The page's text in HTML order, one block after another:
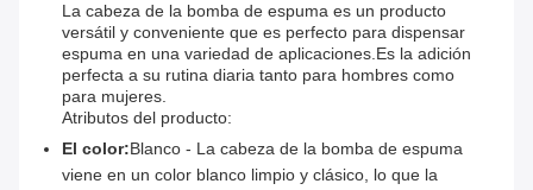
La cabeza de la bomba de espuma es un producto
versátil y conveniente que es perfecto para dispensar
espuma en una variedad de aplicaciones.Es la adición
perfecta a su rutina diaria tanto para hombres como
para mujeres.
Atributos del producto:
El color:Blanco - La cabeza de la bomba de espuma
viene en un color blanco limpio y clásico, lo que la